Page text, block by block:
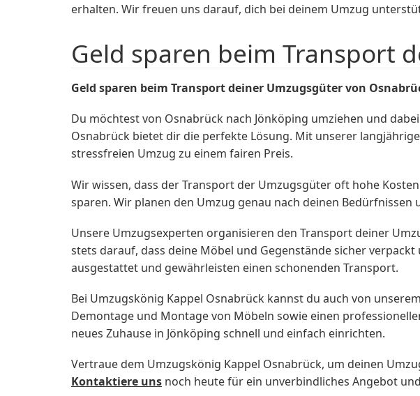
erhalten. Wir freuen uns darauf, dich bei deinem Umzug
Geld sparen beim Transport
Geld sparen beim Transport deiner Umzugsgüter von
Du möchtest von Osnabrück nach Jönköping umziehen und
Osnabrück bietet dir die perfekte Lösung. Mit unserer
stressfreien Umzug zu einem fairen Preis.
Wir wissen, dass der Transport der Umzugsgüter oft hohe
sparen. Wir planen den Umzug genau nach deinen
Unsere Umzugsexperten organisieren den Transport deiner
stets darauf, dass deine Möbel und Gegenstände sicher
ausgestattet und gewährleisten einen schonenden Transport.
Bei Umzugskönig Kappel Osnabrück kannst du auch von
Demontage und Montage von Möbeln sowie einen
neues Zuhause in Jönköping schnell und einfach einrichten.
Vertraue dem Umzugskönig Kappel Osnabrück, um deinen
Kontaktiere uns noch heute für ein unverbindliches Angebot